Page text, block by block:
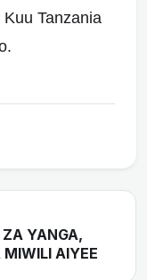
Tanzania
YANGA,
AIYEE